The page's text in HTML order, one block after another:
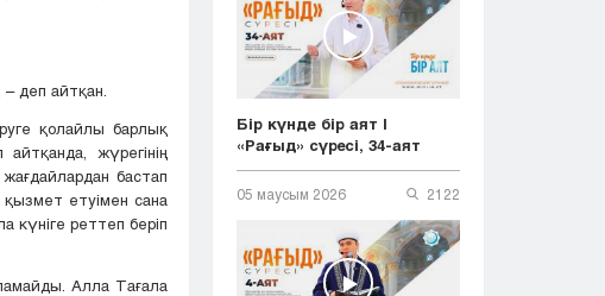
деп айтқан.
қолайлы барлық
жүрегінің
бастап
етуімен сана
күніге реттеп беріп
Алла Тағала
Бір күнде бір аят |
«Рағыд» сүресі, 34-аят
05 маусым 2026 2122